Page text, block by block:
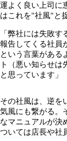
運よく良い上司に
はこれを"社風"と
「弊社には失敗
報告してくる社員
という言葉がある
ト（悪い知らせ
と思っています」
その社風は、逆を
気風にも繋がる。
なマニュアルが決
ついては店長や社